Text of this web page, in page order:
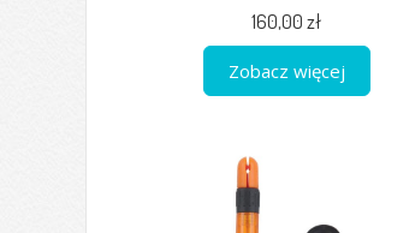
160,00 zł
Zobacz więcej